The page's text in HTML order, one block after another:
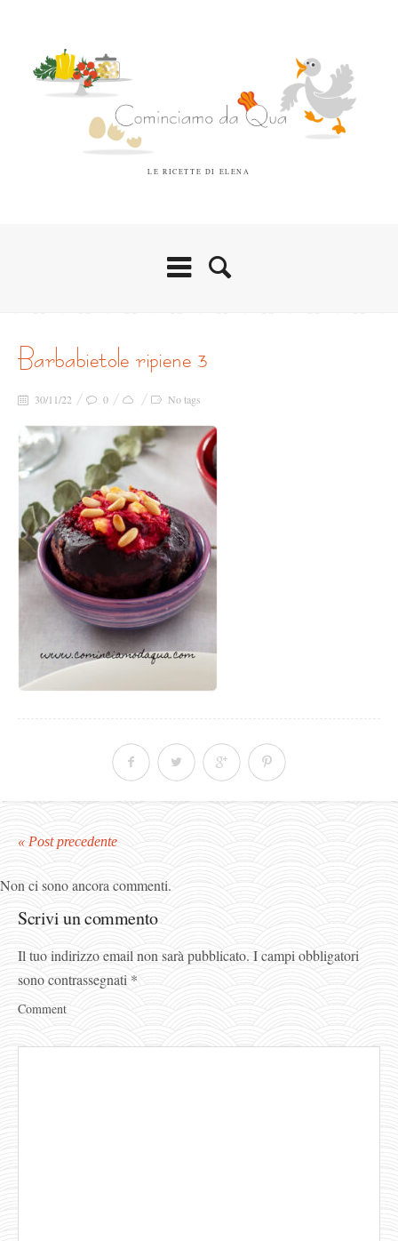
LE RICETTE DI ELENA
barbabietole ripiene 3
30/11/22 0 No tags
« Post precedente
Non ci sono ancora commenti.
Scrivi un commento
Il tuo indirizzo email non sarà pubblicato. I campi obbligatori
sono contrassegnati *
Comment